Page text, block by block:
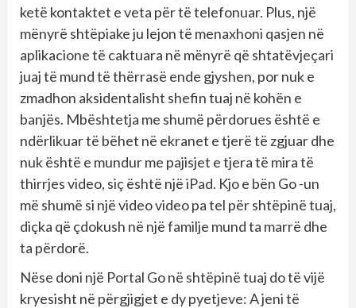
ketë kontaktet e veta për të telefonuar. Plus, një
mënyrë shtëpiake ju lejon të menaxhoni qasjen në
aplikacione të caktuara në mënyrë që shtatëvjeçari
juaj të mund të thërrasë ende gjyshen, por nuk e
zmadhon aksidentalisht shefin tuaj në kohën e
banjës. Mbështetja me shumë përdorues është e
ndërlikuar të bëhet në ekranet e tjerë të zgjuar dhe
nuk është e mundur me pajisjet e tjera të mira të
thirrjes video, siç është një iPad. Kjo e bën Go -un
më shumë si një video video pa tel për shtëpinë tuaj,
diçka që çdokush në një familje mund ta marrë dhe
ta përdorë.
Nëse doni një Portal Go në shtëpinë tuaj do të vijë
kryesisht në përgjigjet e dy pyetjeve: A jeni të